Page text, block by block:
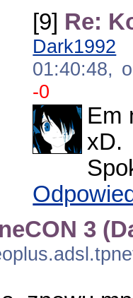
[9] Re:
Dark1992
01:40:48,
-0
Em
xD.
3